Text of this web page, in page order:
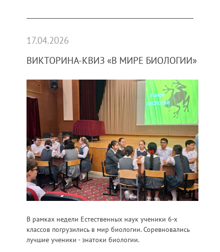
ВИКТОРИНА-КВИЗ «В МИРЕ БИОЛОГИИ»
17.04.2026
В рамках недели Естественных наук ученики 6-х
классов погрузились в мир биологии. Соревновались
лучшие ученики - знатоки биологии.